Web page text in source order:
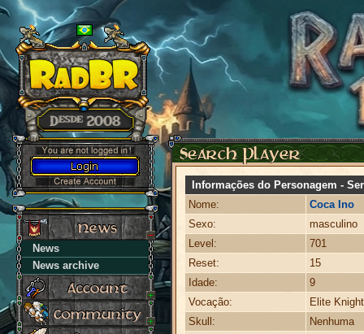
News
News archive
Informações do Personagem -
Nome:
Coca Ino
Sexo:
masculino
Level:
701
Reset:
15
Idade:
9
Vocação:
Elite Knight
Skull:
Nenhuma